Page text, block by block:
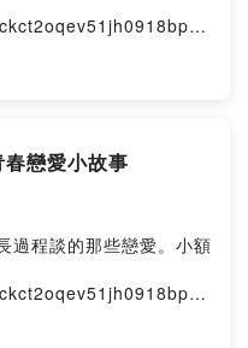
戀愛小故事
過程談的那些戀愛。小額